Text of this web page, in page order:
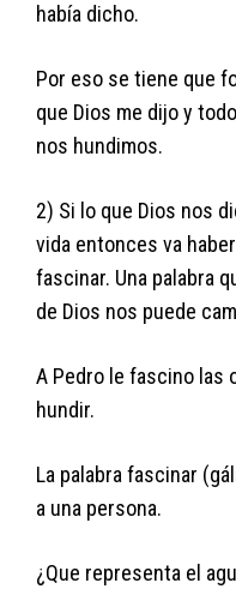
había dicho.
Por eso se tiene que
que Dios me dijo y
nos hundimos.
2) Si lo que Dios nos
vida entonces va
fascinar. Una palabra
de Dios nos puede
A Pedro le fascino las
hundir.
La palabra fascinar
a una persona.
¿Que representa el